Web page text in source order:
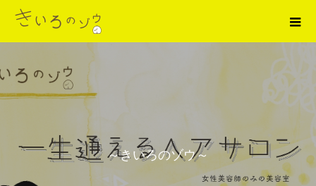
～きいろのゾウ～